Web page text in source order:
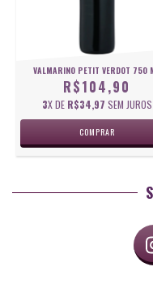
VALMARINO PETIT VERDOT 750
R$104,90
3X DE R$34,97 SEM JUROS